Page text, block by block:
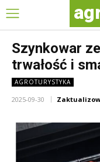
Szynkowar
trwałość i
AGROTURYSTYKA
2025-09-30